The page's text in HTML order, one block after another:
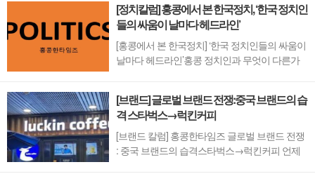
가고 일부 지방은 43도를 기록하기도 했다. 하지
만 이렇게 무더운 날씨에도 한국의 거리에서 상
의를 벗고 다니는 사람을 찾기는 힘들다.반면 ...
[정치칼럼] 홍콩에서 본 한국정치, ‘한국 정치인
들의 싸움이 날마다 헤드라인’
[홍콩에서 본 한국정치] ‘한국 정치인들의 싸움이
날마다 헤드라인’홍콩 정치인과 무엇이 다른가
답해진다. 국회는 민생을 논하는 자리가 아니라
서로를 악마화하고 멱살을 잡는 격투기장처럼
보인다. 한국 정치가 '정책 대결'보...
[브랜드] 글로벌 브랜드 전쟁:중국 브랜드의 습
격 스타벅스→럭킨커피
[브랜드 칼럼] 홍콩한타임즈 글로벌 브랜드 전쟁
: 중국 브랜드의 습격스타벅스→럭킨커피 언제